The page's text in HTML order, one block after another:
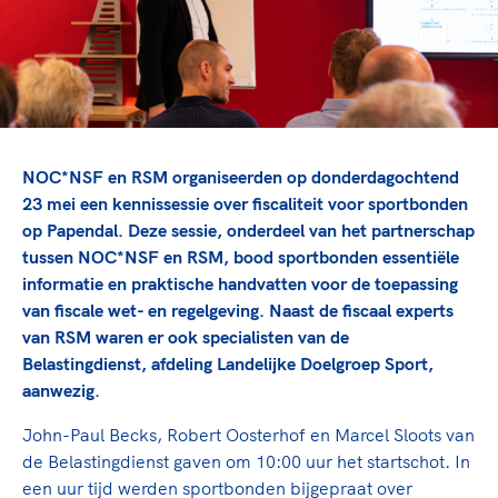
Sportonderzoek
Sportakkoord II
TeamNL kids
Olympische geschiedenis
Nieuwspagina
Columns
Sport gaat niet vanzelf
Veilige en integere sport
Diversiteit en inclusie
Gezonde sportomgeving
Duurzaamheid
Vitale clubs en bestuurlijk kader
Sportmatch
Clubacties
Handboek Wet- en Regelgeving
Opleidingen en trainingen
High5 Stappenplan
Ruimte voor sport
TeamNL Academie Kalender
Kennisaanbod TeamNL Experts
TeamNL Sport Science Centre
Olympische Spelen LA28
Paralympische Spelen LA28
Europese Spelen Istanbul 2027
Topsportbeleid
Topsportfinanciering
Maatschappelijke waarde topsport
Top teamsportcompetities
NOC*NSF en RSM organiseerden op donderdagochtend
23 mei een kennissessie over fiscaliteit voor sportbonden
op Papendal. Deze sessie, onderdeel van het partnerschap
tussen NOC*NSF en RSM, bood sportbonden essentiële
informatie en praktische handvatten voor de toepassing
van fiscale wet- en regelgeving. Naast de fiscaal experts
van RSM waren er ook specialisten van de
Belastingdienst, afdeling Landelijke Doelgroep Sport,
aanwezig.
John-Paul Becks, Robert Oosterhof en Marcel Sloots van
de Belastingdienst gaven om 10:00 uur het startschot. In
een uur tijd werden sportbonden bijgepraat over